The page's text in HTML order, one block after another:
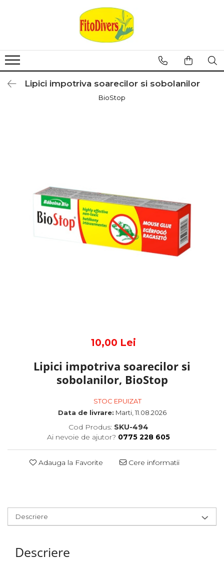
Lipici impotriva soarecilor si sobolanilor
BioStop
10,00 Lei
Lipici impotriva soarecilor si
sobolanilor, BioStop
STOC EPUIZAT
Data de livrare: Marti, 11.08.2026
Cod Produs: SKU-494
Ai nevoie de ajutor? 0775 228 605
Adauga la Favorite Cere informatii
Descriere
Descriere